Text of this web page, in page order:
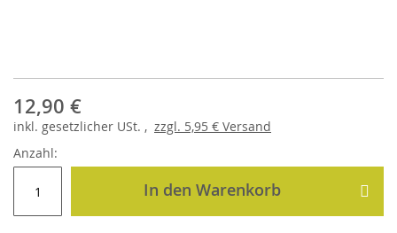
12,90 €
inkl. gesetzlicher USt. , zzgl. 5,95 € Versand
Anzahl:
In den Warenkorb